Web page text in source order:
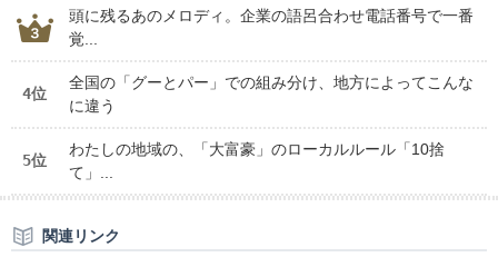
頭に残るあのメロディ。企業の語呂合わせ電話番号で一番
覚...
4位
全国の「グーとパー」での組み分け、地方によってこんな
に違う
5位
わたしの地域の、「大富豪」のローカルルール「10捨
て」...
関連リンク